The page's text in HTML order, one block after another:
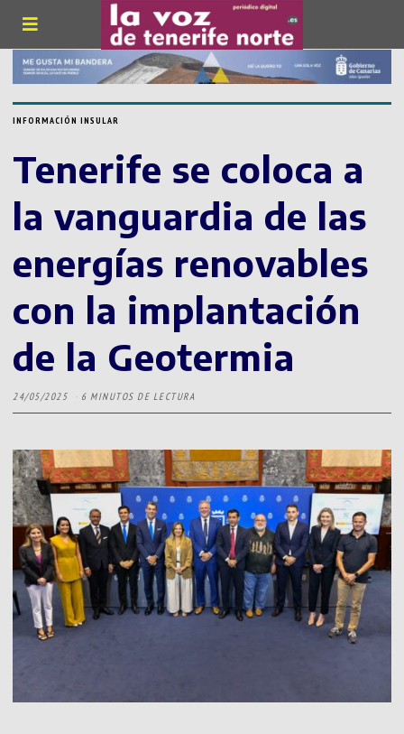
INFORMACIÓN INSULAR
Tenerife se coloca a
la vanguardia de las
energías renovables
con la implantación
de la Geotermia
24/05/2025 6 MINUTOS DE LECTURA